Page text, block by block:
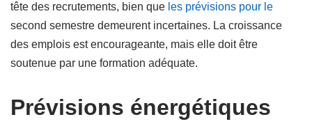
tête des recrutements, bien que les prévisions pour le
second semestre demeurent incertaines. La croissance
des emplois est encourageante, mais elle doit être
soutenue par une formation adéquate.
Prévisions énergétiques